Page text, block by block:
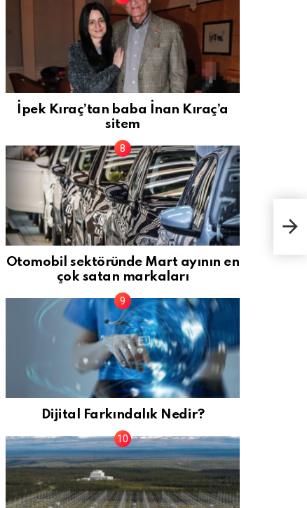
İpek Kıraç’tan baba İnan Kıraç’a
sitem
Otomobil sektöründe Mart ayının en
çok satan markaları
Dijital Farkındalık Nedir?